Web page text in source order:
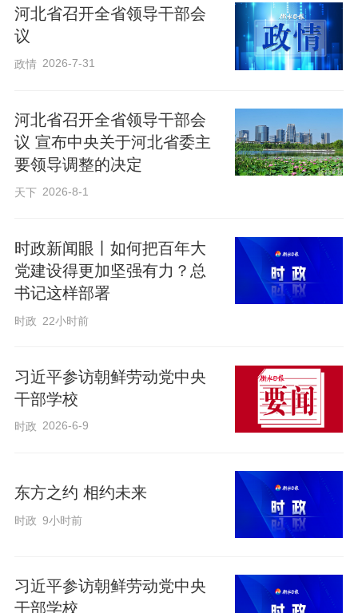
河北省召开全省领导干部会
议
政情 2026-7-31
河北省召开全省领导干部会
议 宣布中央关于河北省委主
要领导调整的决定
天下 2026-8-1
时政新闻眼丨如何把百年大
党建设得更加坚强有力？总
书记这样部署
时政 22小时前
习近平参访朝鲜劳动党中央
干部学校
时政 2026-6-9
东方之约 相约未来
时政 9小时前
习近平参访朝鲜劳动党中央
干部学校